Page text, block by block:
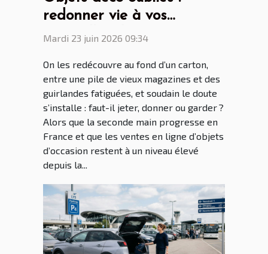
redonner vie à vos
trouvailles du grenier
Mardi 23 juin 2026 09:34
On les redécouvre au fond d’un carton,
entre une pile de vieux magazines et des
guirlandes fatiguées, et soudain le doute
s’installe : faut-il jeter, donner ou garder ?
Alors que la seconde main progresse en
France et que les ventes en ligne d’objets
d’occasion restent à un niveau élevé
depuis la...